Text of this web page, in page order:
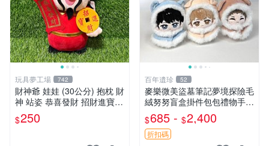
玩具夢工場 742
財神爺 娃娃 (30公分) 抱枕 財
神 站姿 恭喜發財 招財進寶
金元寶
$250
百年遺珍 52
麥樂微美盜墓筆記夢境探險毛
絨努努盲盒掛件包包禮物手辦
新到家 憶境探險系列 張起靈
喵喵款 吳邪狗狗款 王胖子熊
熊款
$685 - $2,400
折扣碼